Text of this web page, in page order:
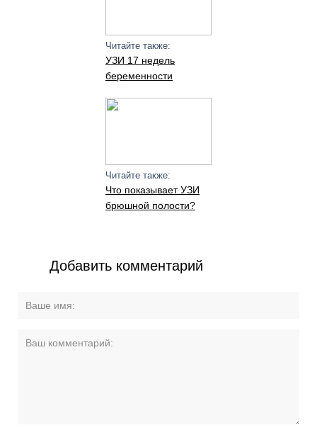
Читайте также:
УЗИ 17 недель
беременности
Читайте также:
Что показывает УЗИ
брюшной полости?
Добавить комментарий